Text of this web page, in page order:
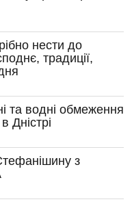
нести до
традиції,
та водні обмеження
Дністрі
з